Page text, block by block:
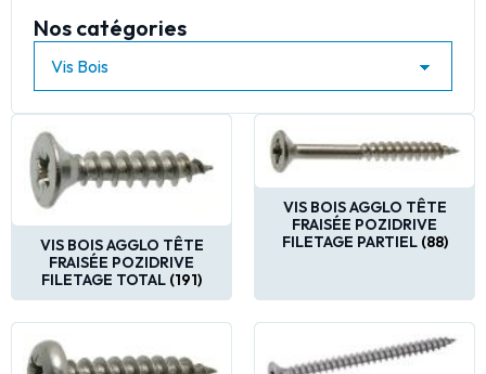
Nos catégories
VIS BOIS AGGLO TÊTE
FRAISÉE POZIDRIVE
FILETAGE TOTAL (191)
VIS BOIS AGGLO TÊTE
FRAISÉE POZIDRIVE
FILETAGE PARTIEL (88)